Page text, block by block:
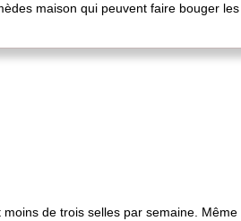
maison qui peuvent faire bouger
de trois selles par semaine.